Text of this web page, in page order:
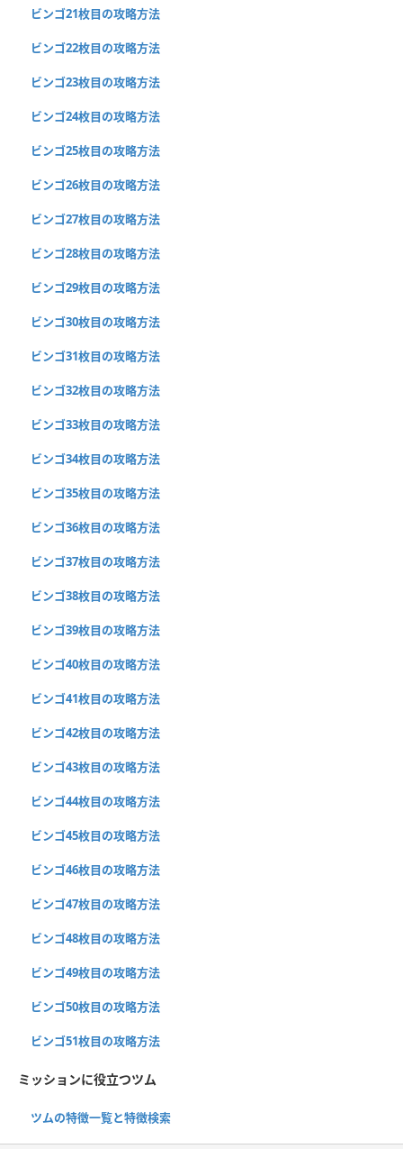
ビンゴ21枚目の攻略方法
ビンゴ22枚目の攻略方法
ビンゴ23枚目の攻略方法
ビンゴ24枚目の攻略方法
ビンゴ25枚目の攻略方法
ビンゴ26枚目の攻略方法
ビンゴ27枚目の攻略方法
ビンゴ28枚目の攻略方法
ビンゴ29枚目の攻略方法
ビンゴ30枚目の攻略方法
ビンゴ31枚目の攻略方法
ビンゴ32枚目の攻略方法
ビンゴ33枚目の攻略方法
ビンゴ34枚目の攻略方法
ビンゴ35枚目の攻略方法
ビンゴ36枚目の攻略方法
ビンゴ37枚目の攻略方法
ビンゴ38枚目の攻略方法
ビンゴ39枚目の攻略方法
ビンゴ40枚目の攻略方法
ビンゴ41枚目の攻略方法
ビンゴ42枚目の攻略方法
ビンゴ43枚目の攻略方法
ビンゴ44枚目の攻略方法
ビンゴ45枚目の攻略方法
ビンゴ46枚目の攻略方法
ビンゴ47枚目の攻略方法
ビンゴ48枚目の攻略方法
ビンゴ49枚目の攻略方法
ビンゴ50枚目の攻略方法
ビンゴ51枚目の攻略方法
ミッションに役立つツム
ツムの特徴一覧と特徴検索